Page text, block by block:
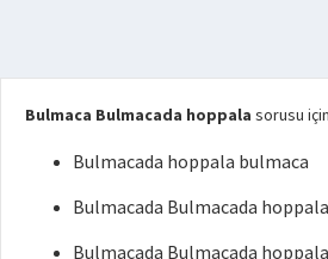
Bulmaca Bulmacada hoppala sorusu
Bulmacada hoppala bulmaca
Bulmacada Bulmacada
Bulmacada Bulmacada